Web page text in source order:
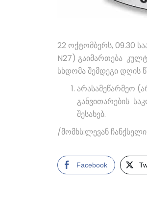
22 ოქტომბერს, 09.30
N27) გაიმართება
სხდომა შემდეგი დღის
არასამეწარმეო
განვითარების
შესახებ.
/მომხს:ლევან
Facebook